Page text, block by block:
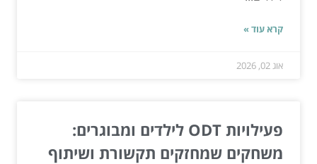
קרא עוד »
אוג 02, 2026
פעילויות ODT לילדים ומבוגרים:
משחקים שמחזקים תקשורת ושיתוף